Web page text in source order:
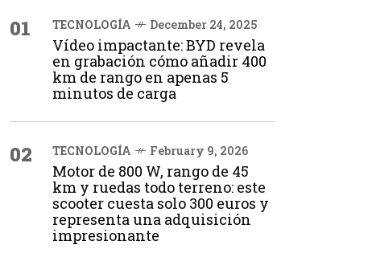
01 TECNOLOGÍA December 24, 2025
Vídeo impactante: BYD revela
en grabación cómo añadir 400
km de rango en apenas 5
minutos de carga
02 TECNOLOGÍA February 9, 2026
Motor de 800 W, rango de 45
km y ruedas todo terreno: este
scooter cuesta solo 300 euros y
representa una adquisición
impresionante